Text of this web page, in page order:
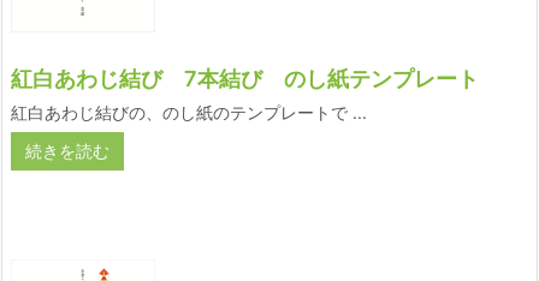
紅白あわじ結び 7本結び のし紙テンプレート
紅白あわじ結びの、のし紙のテンプレートで ...
続きを読む